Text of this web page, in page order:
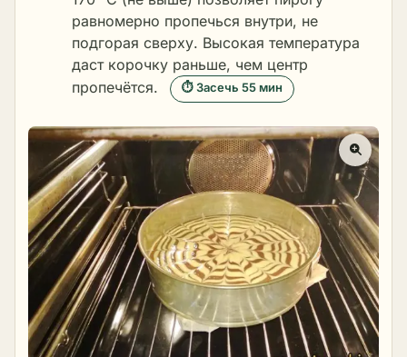
равномерно пропечься внутри, не
подгорая сверху. Высокая температура
даст корочку раньше, чем центр
пропечётся.
⏱ Засечь 55 мин